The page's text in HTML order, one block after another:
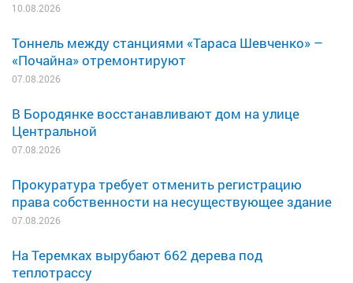
10.08.2026
Тоннель между станциями «Тараса Шевченко» –
«Почайна» отремонтируют
07.08.2026
В Бородянке восстанавливают дом на улице
Центральной
07.08.2026
Прокуратура требует отменить регистрацию
права собственности на несуществующее здание
07.08.2026
На Теремках вырубают 662 дерева под
теплотрассу